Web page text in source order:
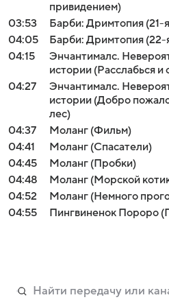
привидением)
03:53
Барби: Дримтопия (21-
04:05
Барби: Дримтопия (22-
04:15
Энчантималс.
истории (Расслабься и
04:27
Энчантималс.
истории (Добро
лес)
04:37
Моланг (Фильм)
04:41
Моланг (Спасатели)
04:45
Моланг (Пробки)
04:48
Моланг (Морской
04:52
Моланг (Немного
04:55
Пингвиненок Пороро